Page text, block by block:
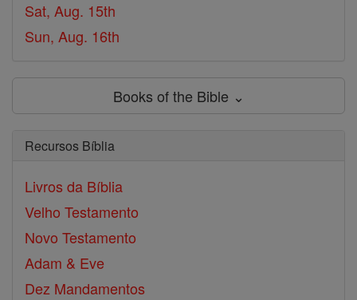
Sat, Aug. 15th
Sun, Aug. 16th
Books of the Bible ⌄
Recursos Bíblia
Livros da Bíblia
Velho Testamento
Novo Testamento
Adam & Eve
Dez Mandamentos